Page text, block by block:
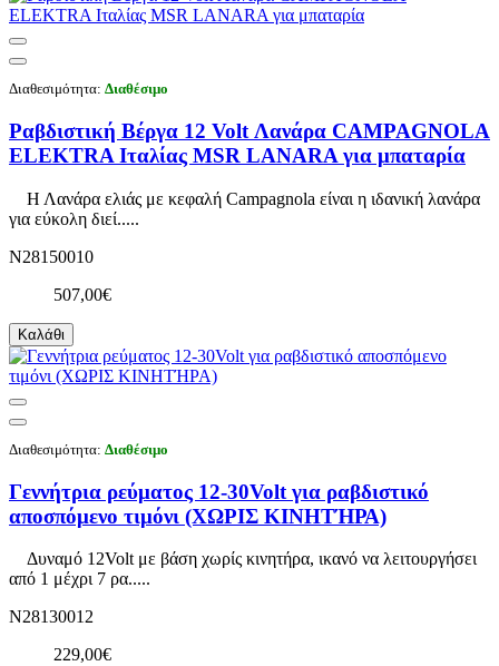
Διαθεσιμότητα: Διαθέσιμο
Ραβδιστική Βέργα 12 Volt Λανάρα CAMPAGNOLA
ELEKTRA Ιταλίας MSR LANARA για μπαταρία
Η Λανάρα ελιάς με κεφαλή Campagnola είναι η ιδανική λανάρα
για εύκολη διεί.....
N28150010
507,00€
Καλάθι
Διαθεσιμότητα: Διαθέσιμο
Γεννήτρια ρεύματος 12-30Volt για ραβδιστικό
αποσπόμενο τιμόνι (ΧΩΡΙΣ ΚΙΝΗΤΉΡΑ)
Δυναμό 12Volt με βάση χωρίς κινητήρα, ικανό να λειτουργήσει
από 1 μέχρι 7 ρα.....
N28130012
229,00€